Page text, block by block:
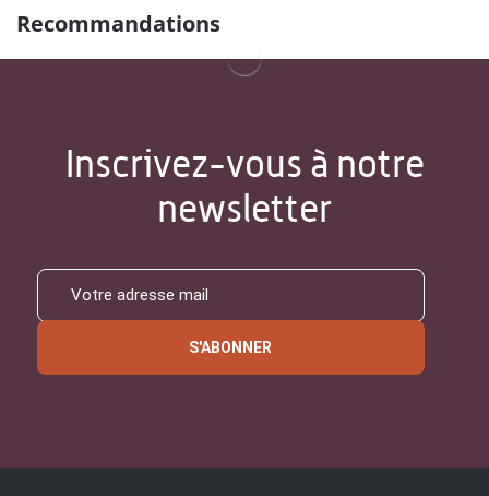
Recommandations
Inscrivez-vous à notre
newsletter
S'ABONNER